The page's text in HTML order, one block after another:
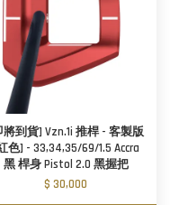
將到貨] Vzn.1i 推桿 - 客製版
色] - 33,34,35/69/1.5 Accra
黑 桿身 Pistol 2.0 黑握把
$ 30,000